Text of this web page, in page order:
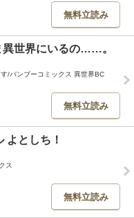
無料立読み
異世界にいるの……。
/バンブーコミックス 異世界BC
無料立読み
よとしち！
ス
無料立読み